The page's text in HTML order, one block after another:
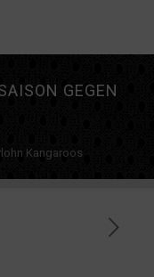
GEGEN
Kangaroos